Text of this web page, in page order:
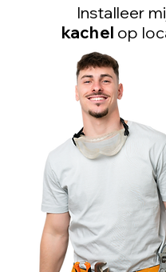
Installeer
kachel op